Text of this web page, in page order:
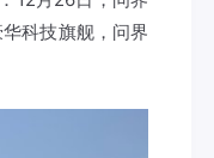
科技旗舰，问界